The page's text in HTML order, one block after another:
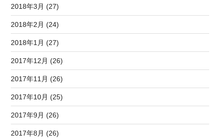
2018年3月 (27)
2018年2月 (24)
2018年1月 (27)
2017年12月 (26)
2017年11月 (26)
2017年10月 (25)
2017年9月 (26)
2017年8月 (26)